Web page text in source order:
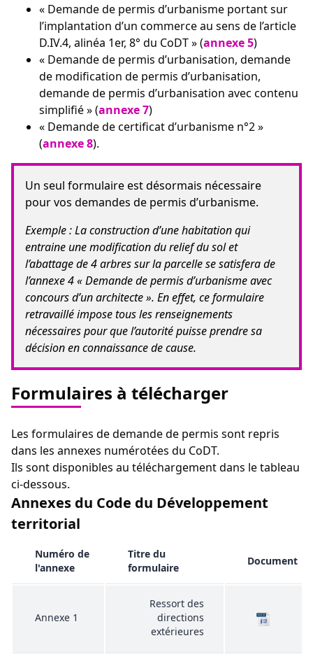
« Demande de permis d’urbanisme portant sur
l’implantation d’un commerce au sens de l’article
D.IV.4, alinéa 1er, 8° du CoDT » (annexe 5)
« Demande de permis d’urbanisation, demande
de modification de permis d’urbanisation,
demande de permis d’urbanisation avec contenu
simplifié » (annexe 7)
« Demande de certificat d’urbanisme n°2 »
(annexe 8).
Un seul formulaire est désormais nécessaire
pour vos demandes de permis d’urbanisme.
Exemple : La construction d’une habitation qui
entraine une modification du relief du sol et
l’abattage de 4 arbres sur la parcelle se satisfera de
l’annexe 4 « Demande de permis d’urbanisme avec
concours d’un architecte ». En effet, ce formulaire
retravaillé impose tous les renseignements
nécessaires pour que l’autorité puisse prendre sa
décision en connaissance de cause.
Formulaires à télécharger
Les formulaires de demande de permis sont repris
dans les annexes numérotées du CoDT.
Ils sont disponibles au téléchargement dans le tableau
ci-dessous.
Annexes du Code du Développement
territorial
Numéro de
l'annexe
Titre du
formulaire
Document
Annexe 1
Ressort des
directions
extérieures